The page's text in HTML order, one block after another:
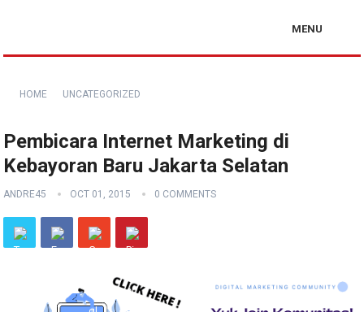
MENU
HOME UNCATEGORIZED
Pembicara Internet Marketing di
Kebayoran Baru Jakarta Selatan
ANDRE45 OCT 01, 2015 0 COMMENTS